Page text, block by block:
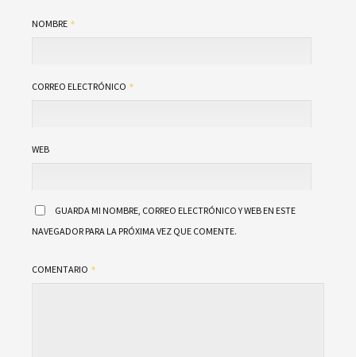
NOMBRE
CORREO ELECTRÓNICO
WEB
GUARDA MI NOMBRE, CORREO ELECTRÓNICO Y WEB EN ESTE
NAVEGADOR PARA LA PRÓXIMA VEZ QUE COMENTE.
COMENTARIO